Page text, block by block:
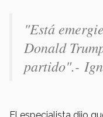
"Está
Donald
partido".-